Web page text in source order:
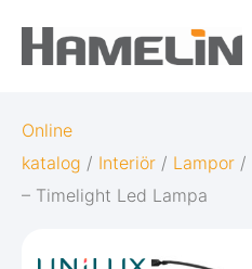
Online
katalog / Interiör / Lampor /
– Timelight Led Lampa